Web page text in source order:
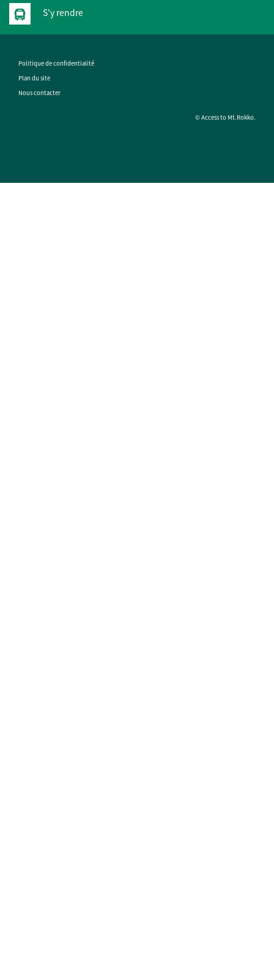
S'y rendre
Politique de confidentialité
Plan du site
Nous contacter
© Access to Mt.Rokko.